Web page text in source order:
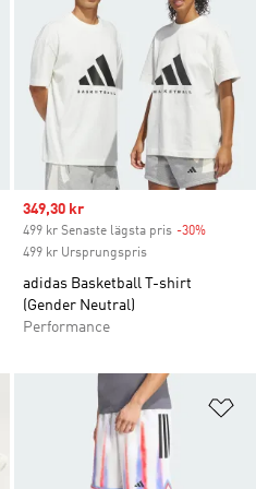
Sale price
349,30 kr
499 kr Senaste lägsta pris -30%
499 kr Ursprungspris
adidas Basketball T-shirt
(Gender Neutral)
Performance
Lägg till på önskelistan